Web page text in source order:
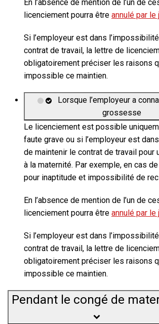
En l’absence de mention de l’un de
licenciement pourra être annulé par le
Si l’employeur est dans
contrat de travail, la lettre de
obligatoirement préciser les raisons
impossible ce maintien.
Lorsque l’employeur a
grossesse
Le licenciement est possible
faute grave ou si l’employeur est
de maintenir le contrat de travail pour
à la maternité. Par exemple, en cas
pour inaptitude et impossibilité de
En l’absence de mention de l’un de
licenciement pourra être annulé par le
Si l’employeur est dans
contrat de travail, la lettre de
obligatoirement préciser les raisons
impossible ce maintien.
Pendant le congé de